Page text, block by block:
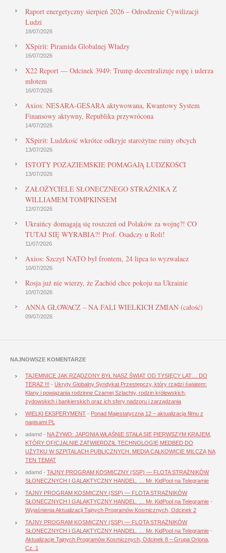
Raport energetyczny sierpień 2026 – Odrodzenie Cywilizacji
Ludzi
18/07/2026
XSpirit: Piramida Globalnej Władzy
16/07/2026
X22 Report — Odcinek 3949: Trump decentralizuje ropę i uderza
młotem
16/07/2026
Axios: NESARA-GESARA aktywowana, Kwantowy System
Finansowy aktywny, Republika przywrócona
14/07/2026
XSpirit: Ludzkość wkrótce odkryje starożytne ruiny obcych
13/07/2026
ISTOTY POZAZIEMSKIE POMAGAJĄ LUDZKOŚCI
13/07/2026
ZAŁOŻYCIELE SŁONECZNEGO STRAŻNIKA Z
WILLIAMEM TOMPKINSEM
12/07/2026
Ukraińcy domagają się roszczeń od Polaków za wojnę?! CO
TUTAJ SIĘ WYRABIA?! Prof. Osadczy u Roli!
11/07/2026
Axios: Szczyt NATO był frontem, 24 lipca to wyzwalacz
10/07/2026
Rosja już nie wierzy, że Zachód chce pokoju na Ukrainie
10/07/2026
ANNA GŁOWACZ – NA FALI WIELKICH ZMIAN (całość)
09/07/2026
NAJNOWSZE KOMENTARZE
TAJEMNICE JAK RZĄDZONY BYŁ NASZ ŚWIAT OD TYSIĘCY LAT… DO
TERAZ !!! - Ukryty Globalny Syndykat Przestępczy, który rządzi światem:
Klany i powiązania rodzinne Czarnej Szlachty, rodzin królewskich,
żydowskich i bankierskich oraz ich sfery nadzoru i zarządzania
WIELKI EKSPERYMENT - Ponad Majestatyczną 12 – aktualizacja filmu z
napisami PL
adamd - NA ŻYWO: JAPONIA WŁAŚNIE STAŁA SIĘ PIERWSZYM KRAJEM,
KTÓRY OFICJALNIE ZATWIERDZIŁ TECHNOLOGIĘ MEDBED DO
UŻYTKU W SZPITALACH PUBLICZNYCH. MEDIA CAŁKOWICIE MILCZĄ NA
TEN TEMAT
adamd - TAJNY PROGRAM KOSMICZNY (SSP) — FLOTA STRAŻNIKÓW
SŁONECZNYCH I GALAKTYCZNY HANDEL. … Mr. KidPool na Telegramie
TAJNY PROGRAM KOSMICZNY (SSP) — FLOTA STRAŻNIKÓW
SŁONECZNYCH I GALAKTYCZNY HANDEL. … Mr. KidPool na Telegramie -
Wyjaśnienia Aktualizacji Tajnych Programów Kosmicznych, Odcinek 2
TAJNY PROGRAM KOSMICZNY (SSP) — FLOTA STRAŻNIKÓW
SŁONECZNYCH I GALAKTYCZNY HANDEL. … Mr. KidPool na Telegramie -
Aktualizacje Tajnych Programów Kosmicznych, Odcinek 8 – Grupa Oriona,
Cz. 1